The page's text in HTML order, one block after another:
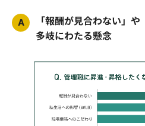
A
「報酬が見合わない」や
多岐にわたる懸念